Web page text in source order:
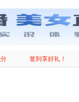
签到享好礼！